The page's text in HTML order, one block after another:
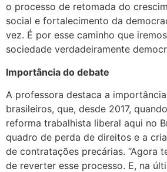
o processo de retomada do
social e fortalecimento da
vez. É por esse caminho que
sociedade verdadeiramente
Importância do debate
A professora destaca a
brasileiros, que, desde 2017,
reforma trabalhista liberal aqui no
quadro de perda de direitos e a
de contratações precárias. “Agora
de reverter esse processo. E, na